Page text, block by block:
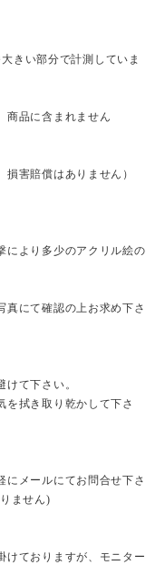
きい部分で計測していま
品に含まれません
害賠償はありません）
により多少のアクリル絵の
真にて確認の上お求め下さ
て下さい。
を拭き取り乾かして下さ
にメールにてお問合せ下さ
ません)
けておりますが、モニター